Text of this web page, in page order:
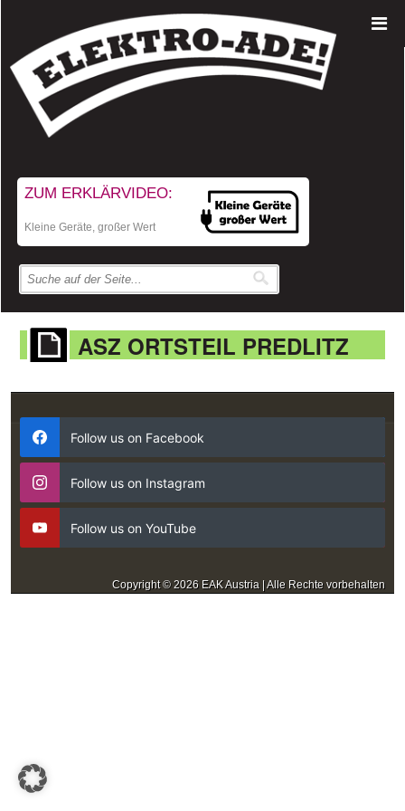
ZUM ERKLÄRVIDEO:
Kleine Geräte, großer Wert
ASZ ORTSTEIL PREDLITZ
Follow us on Facebook
Follow us on Instagram
Follow us on YouTube
Copyright © 2026 EAK Austria | Alle Rechte vorbehalten